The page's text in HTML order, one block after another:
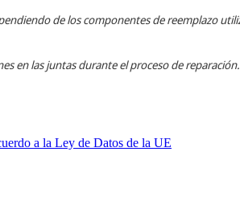
de los componentes de reemplazo
en las juntas durante el proceso de
a la Ley de Datos de la UE